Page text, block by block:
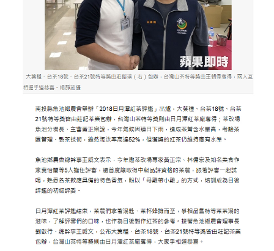
關於Yilan
活動實況記錄
媒體報導一覽
合作與代言
訂閱電子報